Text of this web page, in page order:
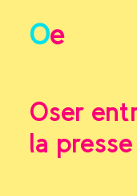
Nos activités
A Propos
Partenaires
Oser
la presse